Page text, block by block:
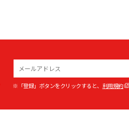
※「登録」ボタンをクリックすると、 利用規約